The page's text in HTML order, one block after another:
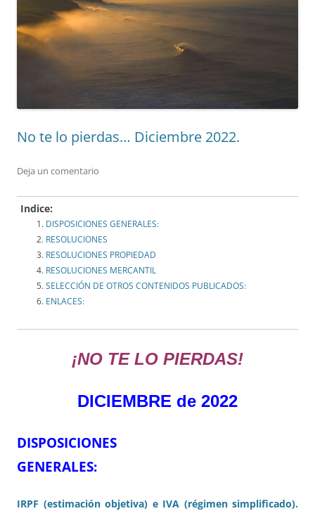
No te lo pierdas… Diciembre 2022.
Deja un comentario
Indice:
DISPOSICIONES GENERALES:
RESOLUCIONES
RESOLUCIONES PROPIEDAD
RESOLUCIONES MERCANTIL
SELECCIÓN DE OTROS CONTENIDOS PUBLICADOS:
ENLACES:
¡NO TE LO PIERDAS!
DICIEMBRE de 2022
DISPOSICIONES
IRPF (estimación objetiva) e IVA (régimen simplificado).